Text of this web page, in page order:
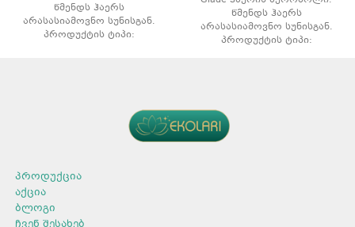
წმენდს ჰაერს
არასასიამოვნო სუნისგან.
პროდუქტის ტიპი:
წმენდს ჰაერს
არასასიამოვნო სუნისგან.
პროდუქტის ტიპი:
პროდუქცია
აქცია
ბლოგი